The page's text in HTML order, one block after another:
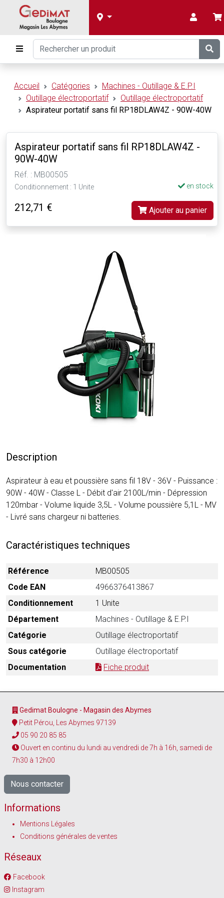
Accueil Catégories
Machines - Outillage & E.P.I
Outillage électroportatif
Outillage électroportatif
Aspirateur portatif sans fil RP18DLAW4Z - 90W-40W
Description
Aspirateur à eau et poussière sans fil 18V - 36V - Puissance :
90W - 40W - Classe L - Débit d'air 2100L/min - Dépression
120mbar - Volume liquide 3,5L - Volume poussière 5,1L - MV
- Livré sans chargeur ni batteries.
Caractéristiques techniques
Référence
MB00505
Code EAN
4966376413867
Conditionnement
1 Unite
Département
Machines - Outillage & E.P.I
Catégorie
Outillage électroportatif
Sous catégorie
Outillage électroportatif
Documentation
Fiche produit
Aspirateur portatif sans fil RP18DLAW4Z -
90W-40W
Réf. : MB00505
Conditionnement : 1 Unite en stock
Ajouter au panier
212,71 €
Gedimat Boulogne - Magasin des Abymes
Petit Pérou, Les Abymes 97139
05 90 20 85 85
Ouvert en continu du lundi au vendredi de 7h à 16h, samedi de
7h30 à 12h00
Nous contacter
Informations
Mentions Légales
Conditions générales de ventes
Réseaux
Facebook
Instagram